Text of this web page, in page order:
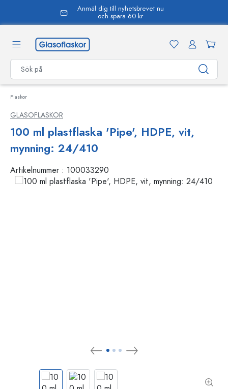
Anmäl dig till nyhetsbrevet nu
och spara 60 kr
Flaskor
GLASOFLASKOR
100 ml plastflaska 'Pipe', HDPE, vit,
mynning: 24/410
Artikelnummer : 100033290